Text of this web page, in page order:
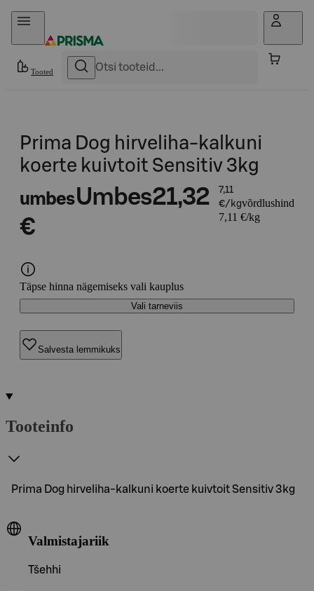
Otse sisu juurde
Tooted
Prima Dog hirveliha-kalkuni
koerte kuivtoit Sensitiv 3kg
umbesUmbes21,32
€
7,11
€/kgvõrdlushind
7,11 €/kg
Täpse hinna nägemiseks vali kauplus
Vali tarneviis
Salvesta lemmikuks
Tooteinfo
Prima Dog hirveliha-kalkuni koerte kuivtoit Sensitiv 3kg
Valmistajariik
Tšehhi